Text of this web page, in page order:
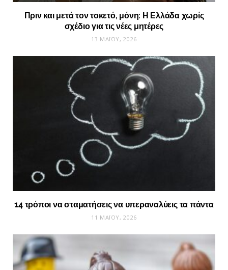
Πριν και μετά τον τοκετό, μόνη: Η Ελλάδα χωρίς
σχέδιο για τις νέες μητέρες
13 ΜΑΪ́ΟΥ, 2026
14 τρόποι να σταματήσεις να υπεραναλύεις τα πάντα
11 ΜΑΪ́ΟΥ, 2026